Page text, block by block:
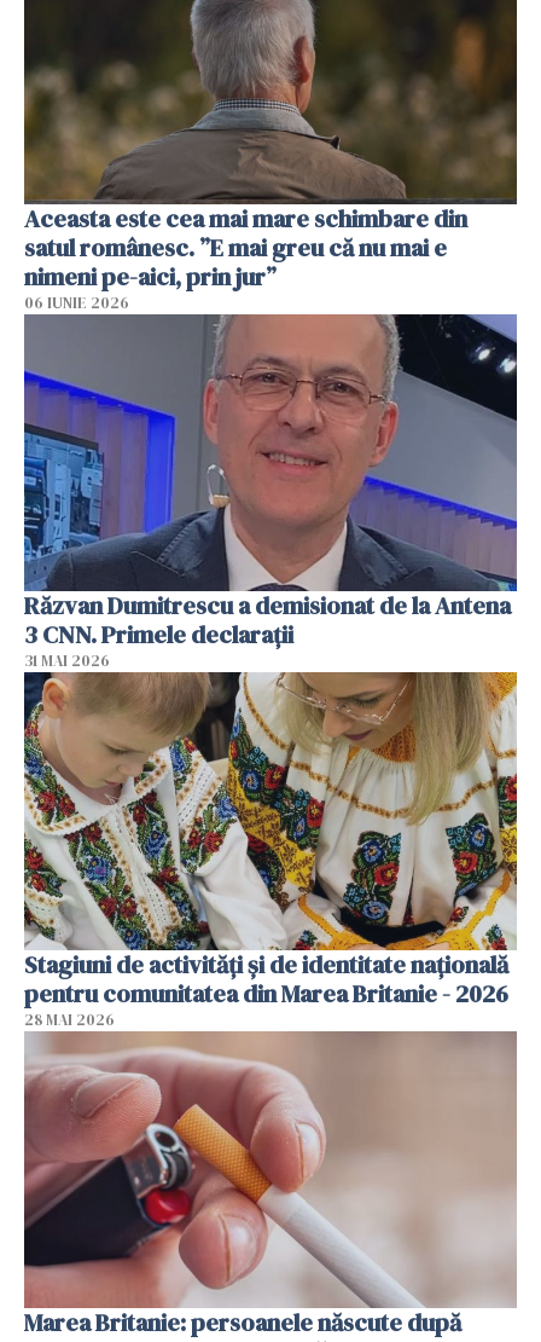
Aceasta este cea mai mare schimbare din
satul românesc. ”E mai greu că nu mai e
nimeni pe-aici, prin jur”
06 IUNIE 2026
Răzvan Dumitrescu a demisionat de la Antena
3 CNN. Primele declarații
31 MAI 2026
Stagiuni de activități și de identitate națională
pentru comunitatea din Marea Britanie - 2026
28 MAI 2026
Marea Britanie: persoanele născute după